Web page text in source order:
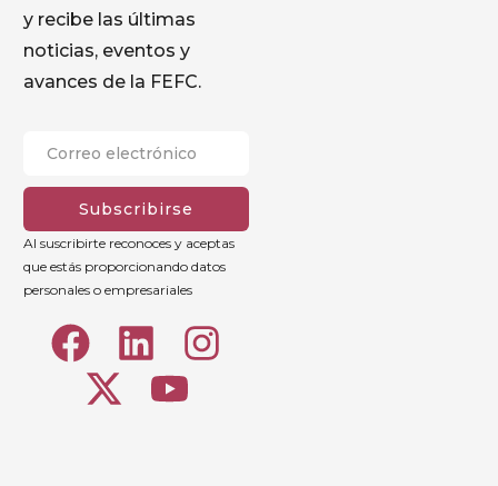
y recibe las últimas
noticias, eventos y
avances de la FEFC.
Subscribirse
Al suscribirte reconoces y aceptas
que estás proporcionando datos
personales o empresariales